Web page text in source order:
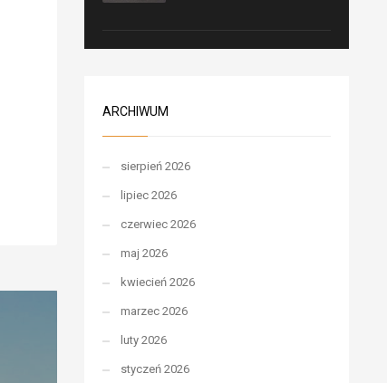
ARCHIWUM
sierpień 2026
lipiec 2026
czerwiec 2026
maj 2026
kwiecień 2026
marzec 2026
luty 2026
styczeń 2026